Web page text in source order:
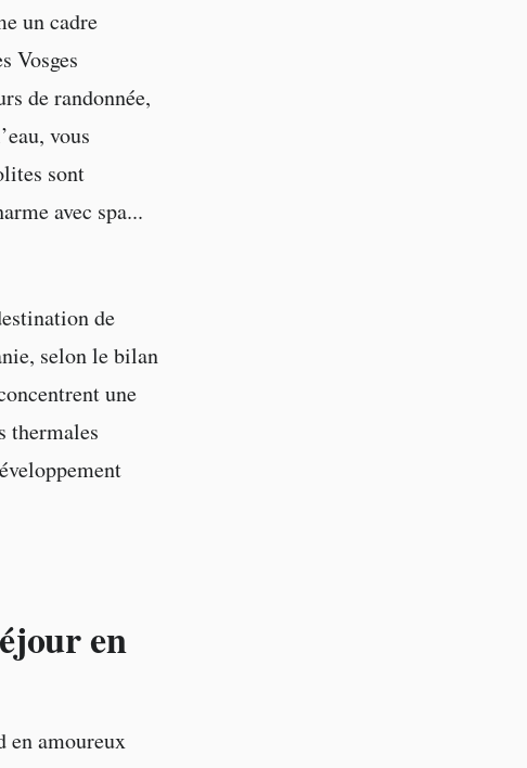
un cadre
Vosges
de randonnée,
vous
sont
avec spa...
de
selon le bilan
une
thermales
en
en amoureux